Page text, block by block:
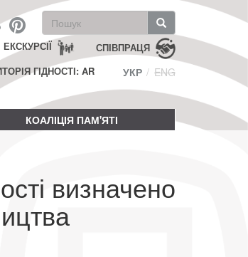
Пошукова
форма
Пошук СПІВПРАЦЯ
ЕКСКУРСІЇ
ГІДНОСТІ: AR
УКР ENG
КОАЛІЦІЯ ПАМ'ЯТІ
визначено